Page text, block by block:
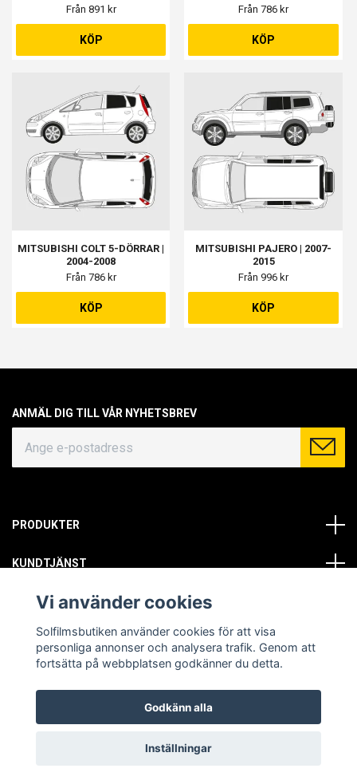
Från 891 kr
KÖP
Från 786 kr
KÖP
MITSUBISHI COLT 5-DÖRRAR |
2004-2008
Från 786 kr
KÖP
MITSUBISHI PAJERO | 2007-
2015
Från 996 kr
KÖP
ANMÄL DIG TILL VÅR NYHETSBREV
PRODUKTER
KUNDTJÄNST
OM OSS
SOCIALA MEDIER
© Copyright 2026 Solfilmsbutiken. All rights reserved.
Vi använder cookies
Solfilmsbutiken använder cookies för att visa
personliga annonser och analysera trafik. Genom att
fortsätta på webbplatsen godkänner du detta.
Godkänn alla
Inställningar